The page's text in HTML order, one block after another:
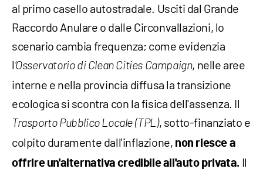
al primo casello autostradale. Usciti dal Grande
Raccordo Anulare o dalle Circonvallazioni, lo
scenario cambia frequenza; come evidenzia
l‘Osservatorio di Clean Cities Campaign, nelle aree
interne e nella provincia diffusa la transizione
ecologica si scontra con la fisica dell'assenza. Il
Trasporto Pubblico Locale (TPL), sotto-finanziato e
colpito duramente dall'inflazione, non riesce a
offrire un'alternativa credibile all'auto privata. Il